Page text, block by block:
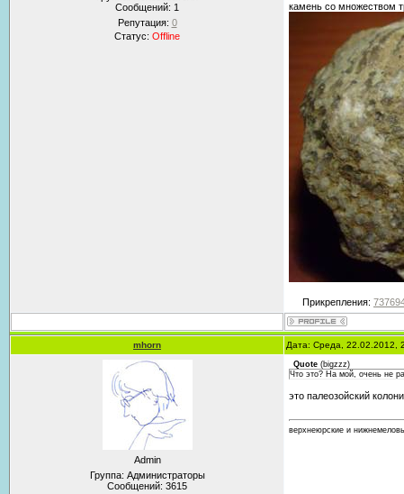
Сообщений: 1
Репутация: 0
Статус: Offline
камень со множеством
Прикрепления:
mhorn Дата: Среда, 22.02.2012,
Admin
Группа: Администраторы
Сообщений: 3615
Quote (bigzzz)
Что это? На мой, очень не
это палеозойский
верхнеюрские и